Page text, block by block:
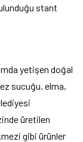
stant
yetişen doğal
sucuğu, elma,
üretilen
gibi ürünler